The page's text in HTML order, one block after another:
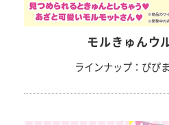
モルきゅんウ
ラインナップ：ぴぴ